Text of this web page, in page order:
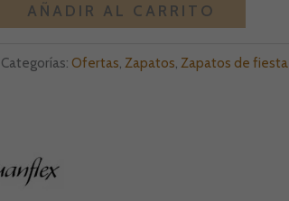
AÑADIR AL CARRITO
Categorías: Ofertas, Zapatos, Zapatos de fiesta